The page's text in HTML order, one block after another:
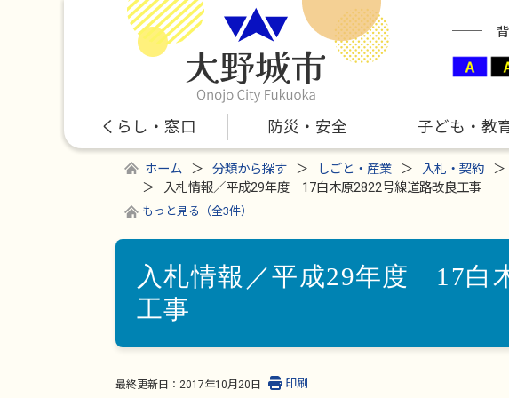
くらし・窓口 防災・安全 子ども・教
ホーム 分類から探す しごと・産業 入札・契約
入札情報／平成29年度 17白木原2822号線道路改良工事
もっと見る（全3件）
入札情報／平成29年度 17白
工事
最終更新日： 2017年10月20日 印刷